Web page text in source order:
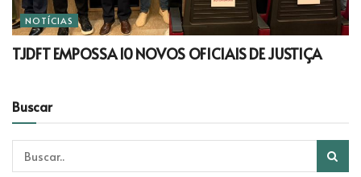
NOTÍCIAS
TJDFT EMPOSSA 10 NOVOS OFICIAIS DE JUSTIÇA
Buscar